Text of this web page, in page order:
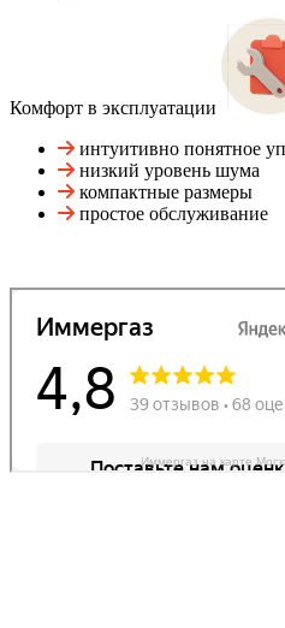
Комфорт в эксплуатации
интуитивно понятное
низкий уровень шума
компактные размеры
простое обслуживание
Иммергаз на карте